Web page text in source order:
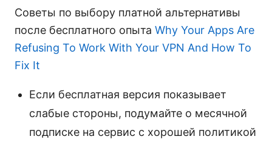
Советы по выбору платной альтернативы
после бесплатного опыта Why Your Apps Are
Refusing To Work With Your VPN And How To
Fix It
Если бесплатная версия показывает
слабые стороны, подумайте о месячной
подписке на сервис с хорошей политикой